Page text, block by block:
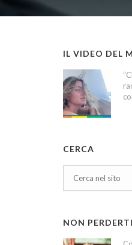
IL VIDEO DEL
CERCA
NON